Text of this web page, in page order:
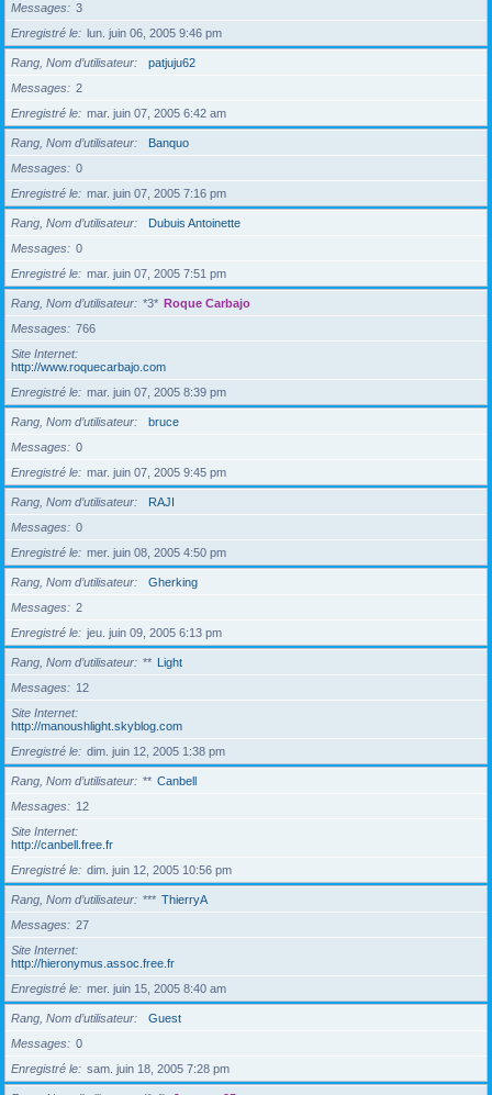
Messages
3
Enregistré le
lun. juin 06, 2005 9:46 pm
Rang, Nom d’utilisateur
patjuju62
Messages
2
Enregistré le
mar. juin 07, 2005 6:42 am
Rang, Nom d’utilisateur
Banquo
Messages
0
Enregistré le
mar. juin 07, 2005 7:16 pm
Rang, Nom d’utilisateur
Dubuis Antoinette
Messages
0
Enregistré le
mar. juin 07, 2005 7:51 pm
Rang, Nom d’utilisateur *3* Roque Carbajo
Messages
766
Site Internet
http://www.roquecarbajo.com
Enregistré le
mar. juin 07, 2005 8:39 pm
Rang, Nom d’utilisateur
bruce
Messages
0
Enregistré le
mar. juin 07, 2005 9:45 pm
Rang, Nom d’utilisateur
RAJI
Messages
0
Enregistré le
mer. juin 08, 2005 4:50 pm
Rang, Nom d’utilisateur
Gherking
Messages
2
Enregistré le
jeu. juin 09, 2005 6:13 pm
Rang, Nom d’utilisateur ** Light
Messages
12
Site Internet
http://manoushlight.skyblog.com
Enregistré le
dim. juin 12, 2005 1:38 pm
Rang, Nom d’utilisateur ** Canbell
Messages
12
Site Internet
http://canbell.free.fr
Enregistré le
dim. juin 12, 2005 10:56 pm
Rang, Nom d’utilisateur *** ThierryA
Messages
27
Site Internet
http://hieronymus.assoc.free.fr
Enregistré le
mer. juin 15, 2005 8:40 am
Rang, Nom d’utilisateur
Guest
Messages
0
Enregistré le
sam. juin 18, 2005 7:28 pm